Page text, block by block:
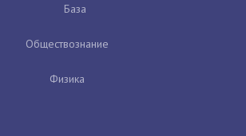
База
Обществознание
Физика